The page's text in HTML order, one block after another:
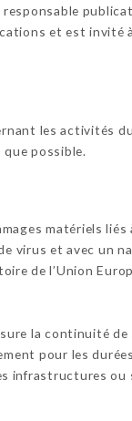
et est invité
les activités
possible.
matériels liés
virus et avec un
de l’Union
la continuité
pour les
infrastructures